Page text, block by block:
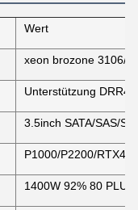
Wert
xeon brozone 3106/
Unterstützung DRR4
3.5inch SATA/SAS/
P1000/P2200/
1400W 92% 80